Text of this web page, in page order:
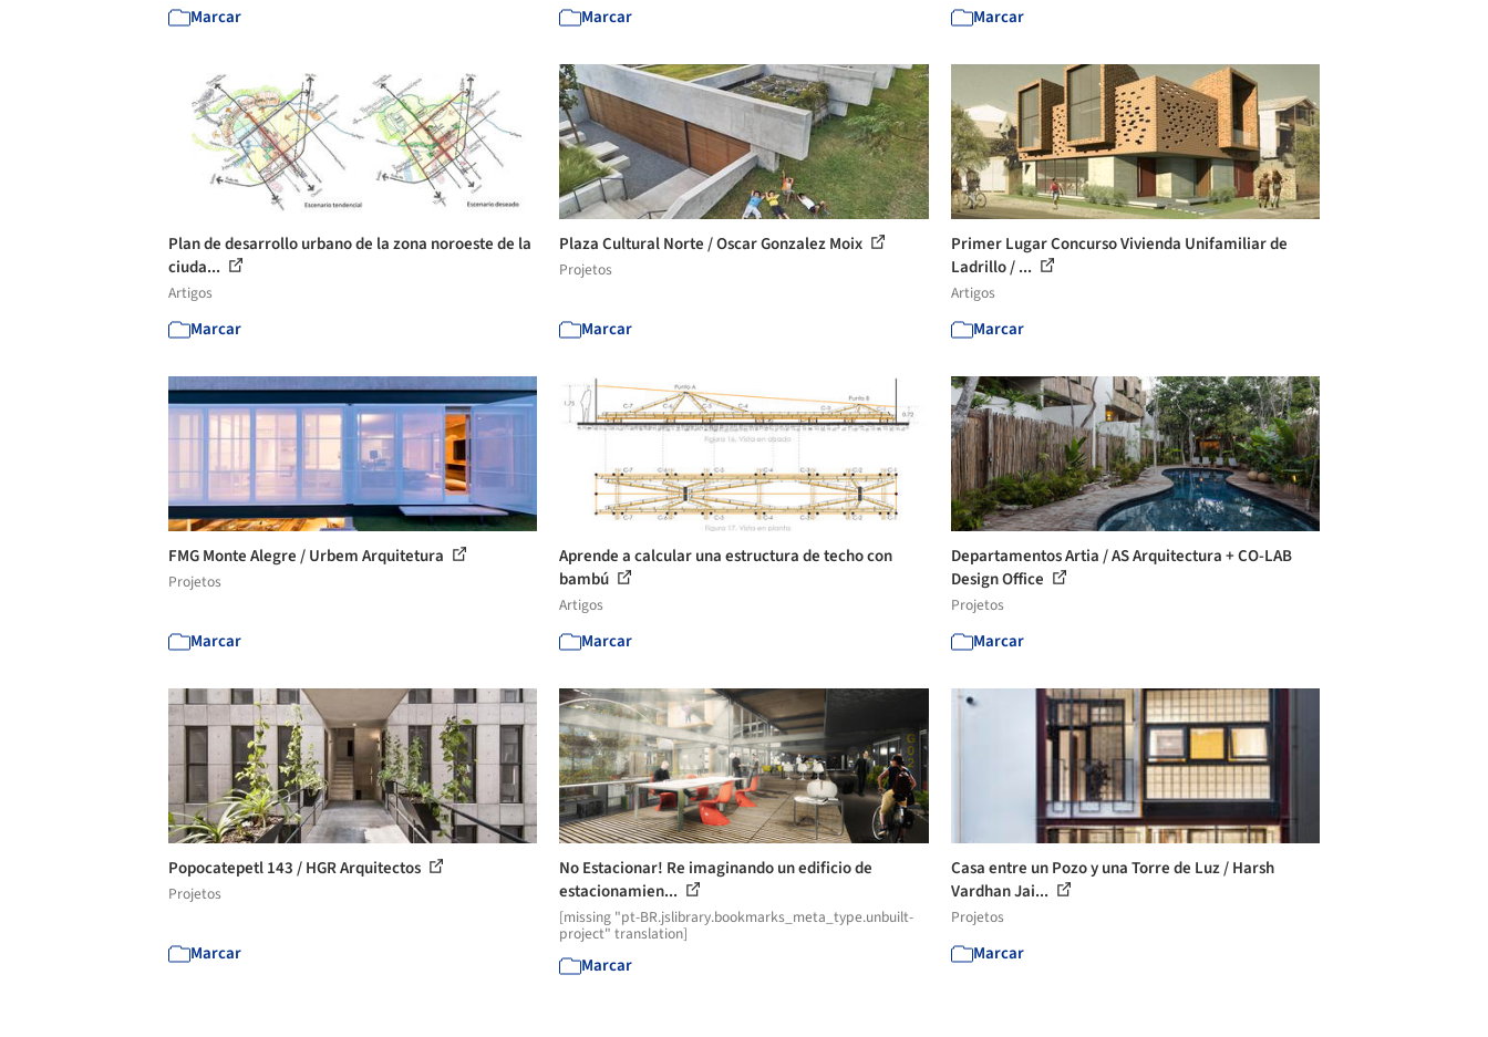
Marcar Marcar Marcar
Plan de desarrollo urbano de la zona noroeste de la
ciuda...
Artigos
Marcar
Plaza Cultural Norte / Oscar Gonzalez Moix
Projetos
Marcar
Primer Lugar Concurso Vivienda Unifamiliar de
Ladrillo / ...
Artigos
Marcar
FMG Monte Alegre / Urbem Arquitetura
Projetos
Marcar
Aprende a calcular una estructura de techo con
bambú
Artigos
Marcar
Departamentos Artia / AS Arquitectura + CO-LAB
Design Office
Projetos
Marcar
Popocatepetl 143 / HGR Arquitectos
Projetos
Marcar
No Estacionar! Re imaginando un edificio de
estacionamien...
[missing "pt-BR.jslibrary.bookmarks_meta_type.unbuilt-
project" translation]
Marcar
Casa entre un Pozo y una Torre de Luz / Harsh
Vardhan Jai...
Projetos
Marcar